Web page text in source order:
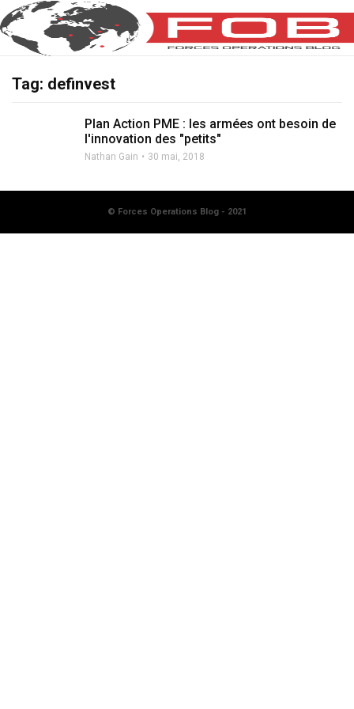
Tag: definvest
Plan Action PME : les armées ont besoin de
l'innovation des "petits"
Nathan Gain 30 mai, 2018
© Forces Operations Blog - 2021